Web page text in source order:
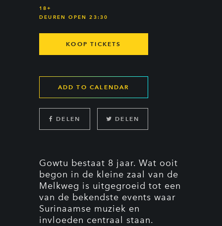
18+
DEUREN OPEN 23:30
KOOP TICKETS
ADD TO CALENDAR
DELEN DELEN
Gowtu bestaat 8 jaar. Wat ooit
begon in de kleine zaal van de
Melkweg is uitgegroeid tot een
van de bekendste events waar
Surinaamse muziek en
invloeden centraal staan.